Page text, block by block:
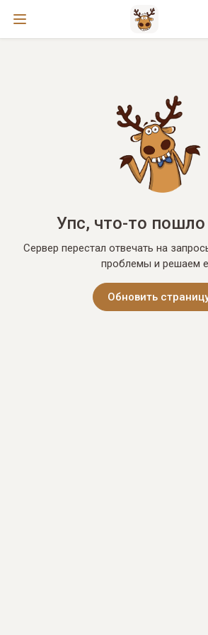
Упс, что-то пошло
Сервер перестал отвечать на
проблемы и решаем
Обновить